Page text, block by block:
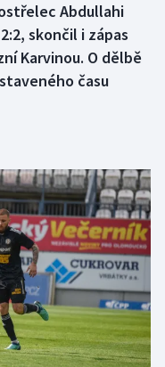
Abdullahi
skončil i zápas
Karvinou. O dělbě
času